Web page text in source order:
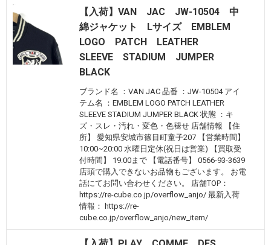
【入荷】VAN JAC JW-10504 中
綿ジャケット Lサイズ EMBLEM
LOGO PATCH LEATHER
SLEEVE STADIUM JUMPER
BLACK
ブランド名 ：VAN JAC 品番 ：JW-10504 アイ
テム名 ：EMBLEM LOGO PATCH LEATHER
SLEEVE STADIUM JUMPER BLACK 状態 ：キ
ズ・スレ・汚れ・変色・色褪せ 店舗情報 【住
所】 愛知県安城市篠目町童子207 【営業時間】
10:00~20:00 水曜日定休(祝日は営業) 【買取受
付時間】 19:00まで 【電話番号】 0566-93-3639
店頭で購入できないお品物もございます。 お電
話にてお問い合わせください。 店舗TOP：
https://re-cube.co.jp/overflow_anjo/ 最新入荷
情報： https://re-
cube.co.jp/overflow_anjo/new_item/